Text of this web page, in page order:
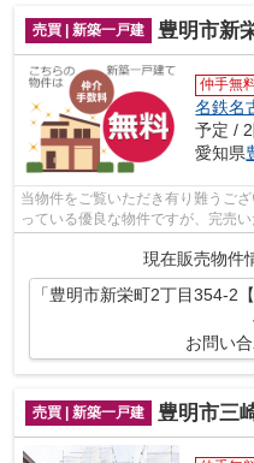
売買 | 新築一戸建 豊明市新栄町2丁
仲手無
名鉄名
予定 /
愛知県
当物件をご覧いただき有り難うご
っている優良な物件ですが、完売いたしまし
現在販売物件
「豊明市新栄町2丁目354-2
お問い
売買 | 新築一戸建 豊明市三崎町社